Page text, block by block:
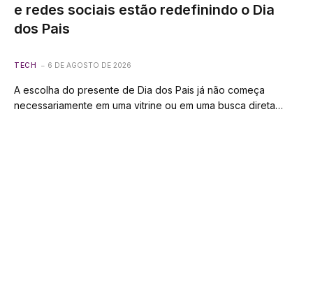
e redes sociais estão redefinindo o Dia
dos Pais
TECH 6 DE AGOSTO DE 2026
A escolha do presente de Dia dos Pais já não começa
necessariamente em uma vitrine ou em uma busca direta…